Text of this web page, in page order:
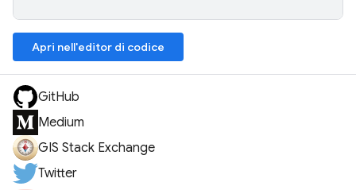
Apri nell'editor di codice
GitHub
Medium
GIS Stack Exchange
Twitter